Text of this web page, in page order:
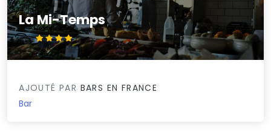
La Mi-Temps
4.1/5
AJOUTÉ PAR BARS EN FRANCE
Bar